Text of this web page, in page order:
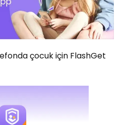
çocuk için FlashGet